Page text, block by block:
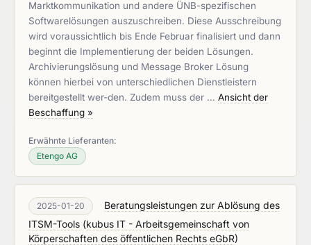
Marktkommunikation und andere ÜNB-spezifischen
Softwarelösungen auszuschreiben. Diese Ausschreibung
wird voraussichtlich bis Ende Februar finalisiert und dann
beginnt die Implementierung der beiden Lösungen.
Archivierungslösung und Message Broker Lösung
können hierbei von unterschiedlichen Dienstleistern
bereitgestellt wer-den. Zudem muss der … Ansicht der
Beschaffung »
Erwähnte Lieferanten:
Etengo AG
2025-01-20
Beratungsleistungen zur Ablösung des
ITSM-Tools (kubus IT - Arbeitsgemeinschaft von
Körperschaften des öffentlichen Rechts eGbR)